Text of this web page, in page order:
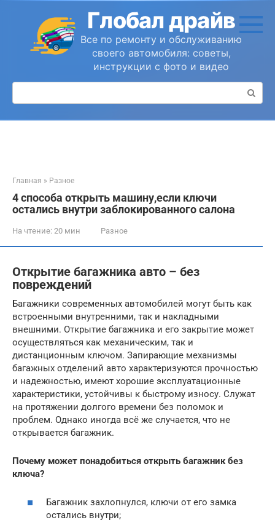
контенту
Глобал драйв
Все по ремонту и обслуживанию
своего автомобиля: советы,
инструкции с фото и видео
Поиск:
Главная » Разное
4 способа открыть машину,если ключи
остались внутри заблокированного салона
На чтение: 20 мин Разное
Открытие багажника авто – без
повреждений
Багажники современных автомобилей могут быть как
встроенными внутренними, так и накладными
внешними. Открытие багажника и его закрытие может
осуществляться как механическим, так и
дистанционным ключом. Запирающие механизмы
багажных отделений авто характеризуются прочностью
и надежностью, имеют хорошие эксплуатационные
характеристики, устойчивы к быстрому износу. Служат
на протяжении долгого времени без поломок и
проблем. Однако иногда всё же случается, что не
открывается багажник.
Почему может понадобиться открыть багажник без
ключа?
Багажник захлопнулся, ключи от его замка
остались внутри;